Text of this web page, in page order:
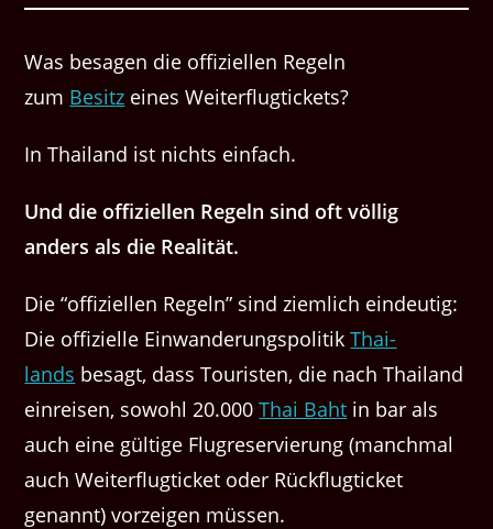
Was besagen die offiziellen Regeln
zum Besitz eines Weiterflugtickets?
In Thai­land ist nichts einfach.
Und die offiziellen Regeln sind oft völ­lig
anders als die Realität.
Die ​“offiziellen Regeln” sind ziem­lich ein­deutig:
Die offizielle Ein­wan­derungspoli­tikThai­
lands besagt, dass Touris­ten, die nach Thai­land
ein­reisen, sowohl 20.000Thai Baht in bar als
auch eine gültige Flu­gre­servierung (manch­mal
auch Weit­er­flugtick­et oder Rück­flugtick­et
genan­nt) vorzeigen müssen.